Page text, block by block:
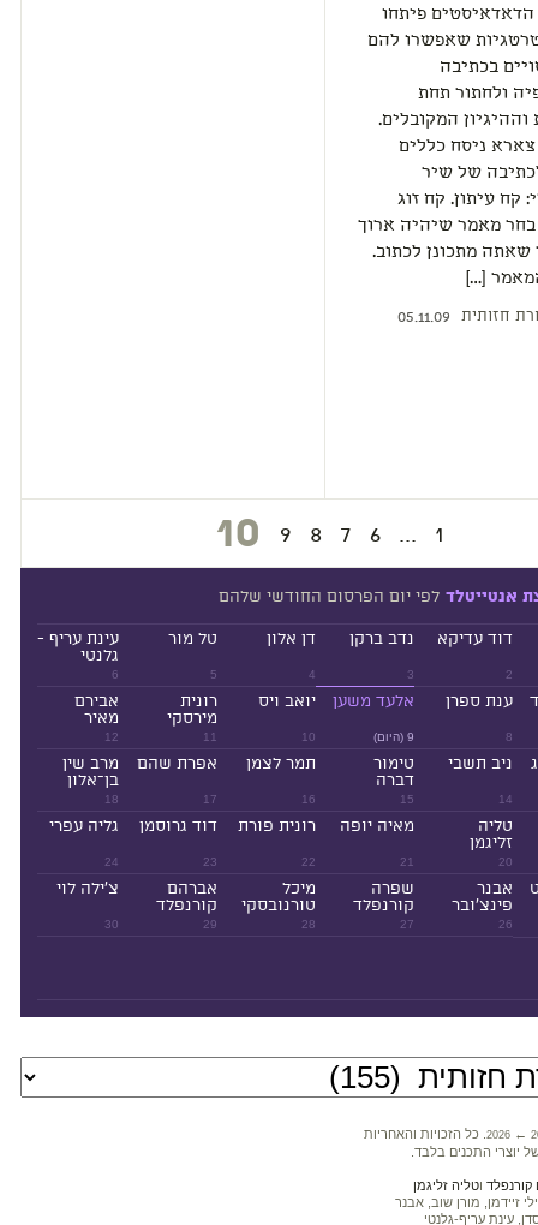
הדאדאיסטים פיתחו
שאפשרו להם
בכתיבה
ולחתור תחת
וההיגיון המקובלים.
ניסח כללים
של שיר
קח עיתון. קח זוג
בחר מאמר שיהיה ארוך
שאתה מתכונן לכתוב.
[…]
חזותית 05.11.09
1
...
6
7
8
9
10
אנטייטלד לפי יום הפרסום החודשי שלהם
2
דוד עדיקא
3
נדב ברקן
4
דן אלון
5
טל מור
6
עינת עריף -
גלנטי
8
ענת ספרן
9 (היום)
אלעד משען
10
יואב ויס
11
רונית
מירסקי
12
אבירם
מאיר
14
ניב תשבי
15
טימור
דברה
16
תמר לצמן
17
אפרת שהם
18
מרב שין
בן־אלון
20
טליה
זליגמן
21
מאיה יופה
22
רונית פורת
23
דוד גרוסמן
24
גליה עפרי
26
אבנר
פינצ'ובר
27
שפרה
קורנפלד
28
מיכל
טורנובסקי
29
אברהם
קורנפלד
30
צ'ילה לוי
2026 ←
. כל הזכויות והאחריות
יוצרי התכנים בלבד.
וטליה זליגמן
זיידמן, מורן שוב, אבנר
עינת עריף-גלנטי